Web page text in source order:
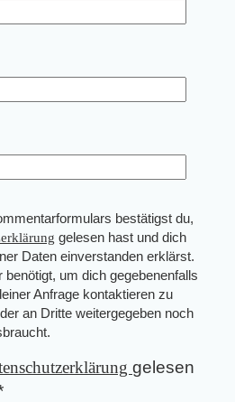
bestätigst du,
gelesen hast und dich
Daten einverstanden erklärst.
benötigt, um dich gegebenenfalls
Anfrage kontaktieren zu
an Dritte weitergegeben noch
gelesen